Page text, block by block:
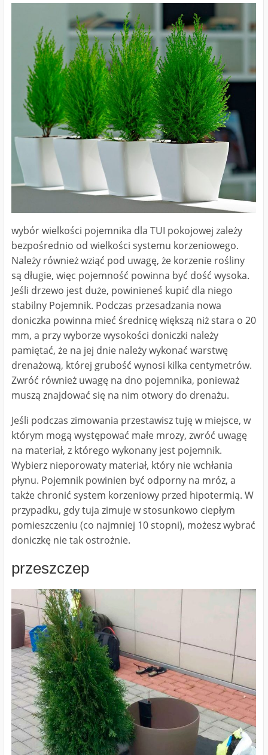
wybór wielkości pojemnika dla TUI pokojowej zależy
bezpośrednio od wielkości systemu korzeniowego.
Należy również wziąć pod uwagę, że korzenie rośliny
są długie, więc pojemność powinna być dość wysoka.
Jeśli drzewo jest duże, powinieneś kupić dla niego
stabilny Pojemnik. Podczas przesadzania nowa
doniczka powinna mieć średnicę większą niż stara o 20
mm, a przy wyborze wysokości doniczki należy
pamiętać, że na jej dnie należy wykonać warstwę
drenażową, której grubość wynosi kilka centymetrów.
Zwróć również uwagę na dno pojemnika, ponieważ
muszą znajdować się na nim otwory do drenażu.
Jeśli podczas zimowania przestawisz tuję w miejsce, w
którym mogą występować małe mrozy, zwróć uwagę
na materiał, z którego wykonany jest pojemnik.
Wybierz nieporowaty materiał, który nie wchłania
płynu. Pojemnik powinien być odporny na mróz, a
także chronić system korzeniowy przed hipotermią. W
przypadku, gdy tuja zimuje w stosunkowo ciepłym
pomieszczeniu (co najmniej 10 stopni), możesz wybrać
doniczkę nie tak ostrożnie.
przeszczep